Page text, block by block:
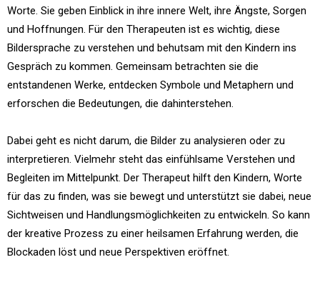
Worte. Sie geben Einblick in ihre innere Welt, ihre Ängste, Sorgen
und Hoffnungen. Für den Therapeuten ist es wichtig, diese
Bildersprache zu verstehen und behutsam mit den Kindern ins
Gespräch zu kommen. Gemeinsam betrachten sie die
entstandenen Werke, entdecken Symbole und Metaphern und
erforschen die Bedeutungen, die dahinterstehen.
Dabei geht es nicht darum, die Bilder zu analysieren oder zu
interpretieren. Vielmehr steht das einfühlsame Verstehen und
Begleiten im Mittelpunkt. Der Therapeut hilft den Kindern, Worte
für das zu finden, was sie bewegt und unterstützt sie dabei, neue
Sichtweisen und Handlungsmöglichkeiten zu entwickeln. So kann
der kreative Prozess zu einer heilsamen Erfahrung werden, die
Blockaden löst und neue Perspektiven eröffnet.